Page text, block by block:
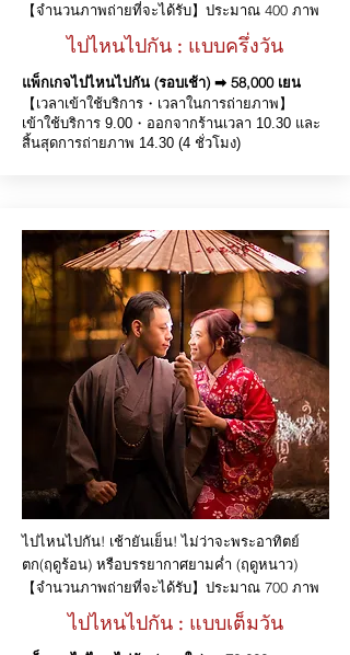
【จำนวนภาพถ่ายที่จะได้รับ】​ประมาณ 400 ภาพ
ไปไหนไปกัน : แบบครึ่งวัน
แพ็กเกจไปไหนไปกัน (รอบเช้า) ➡ 58,000 เยน
【เวลาเข้าใช้บริการ・เวลาในการถ่ายภาพ】
เข้าใช้บริการ 9.00・ออกจากร้านเวลา 10.30 และ
สิ้นสุดการถ่ายภาพ 14.30 (4 ชั่วโมง)
ไปไหนไปกัน! เช้ายันเย็น! ไม่ว่าจะพระอาทิตย์
ตก(ฤดูร้อน) หรือบรรยากาศยามค่ำ (ฤดูหนาว)
【จำนวนภาพถ่ายที่จะได้รับ】​ประมาณ 700 ภาพ
ไปไหนไปกัน : แบบเต็มวัน